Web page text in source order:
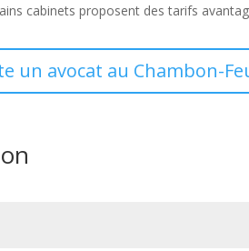
cabinets proposent des tarifs
un avocat au Chambon-